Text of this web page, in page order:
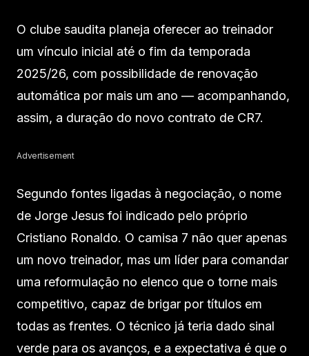
O clube saudita planeja oferecer ao treinador
um vínculo inicial até o fim da temporada
2025/26, com possibilidade de renovação
automática por mais um ano — acompanhando,
assim, a duração do novo contrato de CR7.
Advertisement
Segundo fontes ligadas à negociação, o nome
de Jorge Jesus foi indicado pelo próprio
Cristiano Ronaldo. O camisa 7 não quer apenas
um novo treinador, mas um líder para comandar
uma reformulação no elenco que o torne mais
competitivo, capaz de brigar por títulos em
todas as frentes. O técnico já teria dado sinal
verde para os avanços, e a expectativa é que o